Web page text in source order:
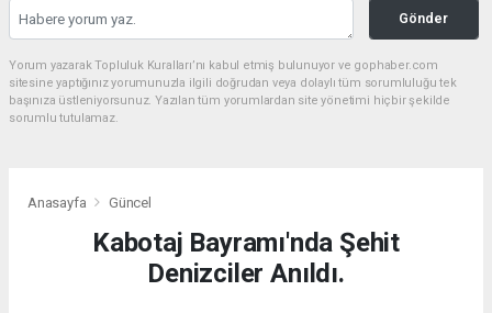
Gönder
Yorum yazarak Topluluk Kuralları’nı kabul etmiş bulunuyor ve gophaber.com
sitesine yaptığınız yorumunuzla ilgili doğrudan veya dolaylı tüm sorumluluğu tek
başınıza üstleniyorsunuz. Yazılan tüm yorumlardan site yönetimi hiçbir şekilde
sorumlu tutulamaz.
Anasayfa Güncel
Kabotaj Bayramı'nda Şehit
Denizciler Anıldı.